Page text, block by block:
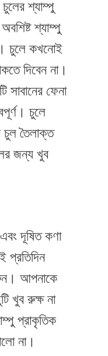
শ্যাম্পু
শ্যাম্পু
চুলে কখনোই
দিবেন না।
সাবানের ফেনা
চুলে
চুল তৈলাক্ত
জন্য খুব
দূষিত কণা
প্রতিদিন
আপনাকে
খুব রুক্ষ না
প্রাকৃতিক
না।